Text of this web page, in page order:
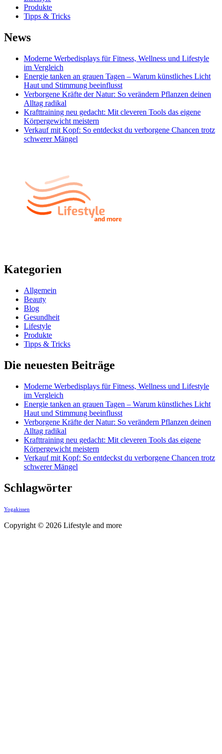
Produkte
Tipps & Tricks
News
Moderne Werbedisplays für Fitness, Wellness und Lifestyle
im Vergleich
Energie tanken an grauen Tagen – Warum künstliches Licht
Haut und Stimmung beeinflusst
Verborgene Kräfte der Natur: So verändern Pflanzen deinen
Alltag radikal
Krafttraining neu gedacht: Mit cleveren Tools das eigene
Körpergewicht meistern
Verkauf mit Kopf: So entdeckst du verborgene Chancen trotz
schwerer Mängel
Kategorien
Allgemein
Beauty
Blog
Gesundheit
Lifestyle
Produkte
Tipps & Tricks
Die neuesten Beiträge
Moderne Werbedisplays für Fitness, Wellness und Lifestyle
im Vergleich
Energie tanken an grauen Tagen – Warum künstliches Licht
Haut und Stimmung beeinflusst
Verborgene Kräfte der Natur: So verändern Pflanzen deinen
Alltag radikal
Krafttraining neu gedacht: Mit cleveren Tools das eigene
Körpergewicht meistern
Verkauf mit Kopf: So entdeckst du verborgene Chancen trotz
schwerer Mängel
Schlagwörter
Yogakissen
Copyright © 2026 Lifestyle and more